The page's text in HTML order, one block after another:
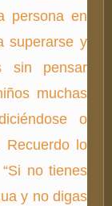
persona en
superarse y
sin pensar
muchas
o
Recuerdo lo
no tienes
y no digas